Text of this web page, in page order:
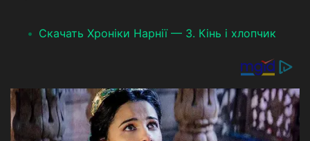
Скачать Хроніки Нарнії — 3. Кінь і хлопчик